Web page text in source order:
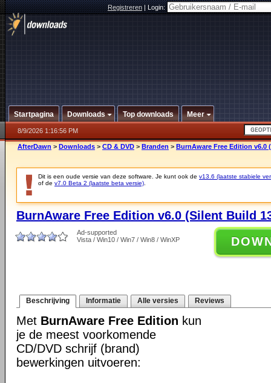
Registreren|Login:
Startpagina Downloads Top downloads Meer
8/9/2026 1:16:56 PM
AfterDawn > Downloads > CD & DVD > Branden > BurnAware Free Edition v6.0
Dit is een oude versie van deze software. Je kunt ook de v13.6 (laatste stabiele
of de v7.0 Beta 2 (laatste beta versie)
BurnAware Free Edition v6.0 (Silent Build
Ad-supported
Vista / Win10 / Win7 / Win8 / WinXP
Beschrijving Informatie Alle versies Reviews
Met BurnAware Free Edition kun
je de meest voorkomende
CD/DVD schrijf (brand)
bewerkingen uitvoeren: